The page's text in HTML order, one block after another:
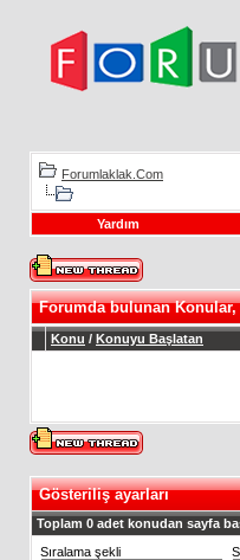
Forumlaklak.Com
Yardım
Forumda bulunan
Konu / Konuyu Başlatan
Gösteriliş ayarları
Toplam 0 adet konudan sayfa
Sıralama şekli